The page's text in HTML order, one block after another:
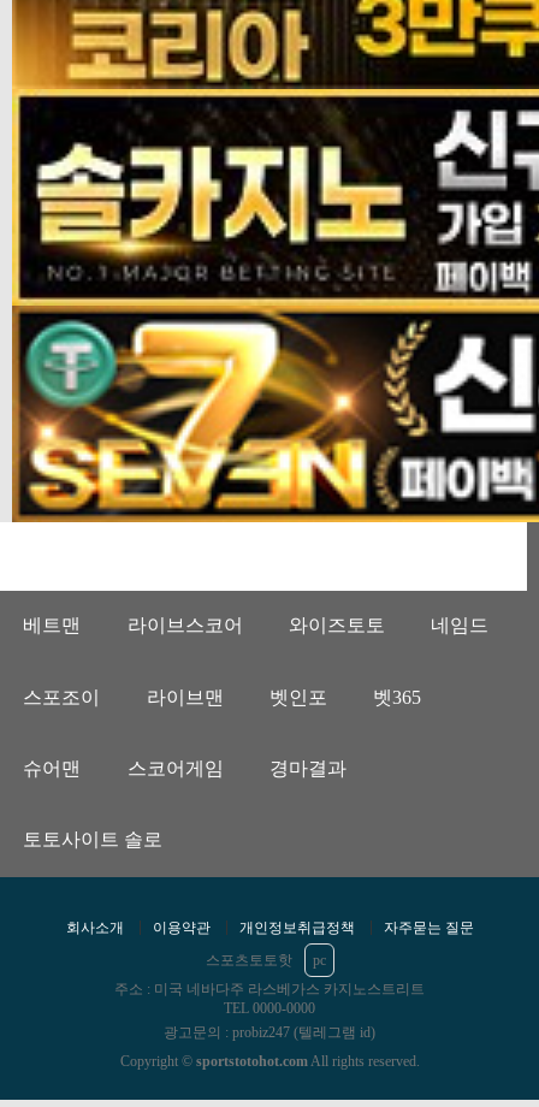
베트맨 라이브스코어 와이즈토토 네임드
스포조이 라이브맨 벳인포 벳365
슈어맨 스코어게임 경마결과
토토사이트 솔로
회사소개 이용약관 개인정보취급정책
자주묻는 질문
스포츠토토핫
pc
주소 : 미국 네바다주 라스베가스 카지노스트리트
TEL 0000-0000
광고문의 : probiz247 (텔레그램 id)
Copyright © sportstotohot.comAll rights reserved.